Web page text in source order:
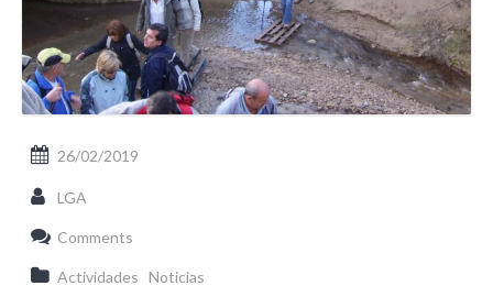
26/02/2019
LGA
Comments
Actividades Noticias